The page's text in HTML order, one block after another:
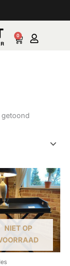
0
Cart
getoond
NIET OP